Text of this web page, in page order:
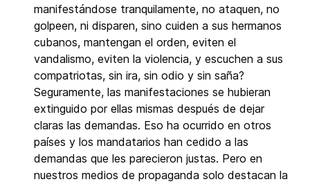
manifestándose tranquilamente, no ataquen, no
golpeen, ni disparen, sino cuiden a sus hermanos
cubanos, mantengan el orden, eviten el
vandalismo, eviten la violencia, y escuchen a sus
compatriotas, sin ira, sin odio y sin saña?
Seguramente, las manifestaciones se hubieran
extinguido por ellas mismas después de dejar
claras las demandas. Eso ha ocurrido en otros
países y los mandatarios han cedido a las
demandas que les parecieron justas. Pero en
nuestros medios de propaganda solo destacan la